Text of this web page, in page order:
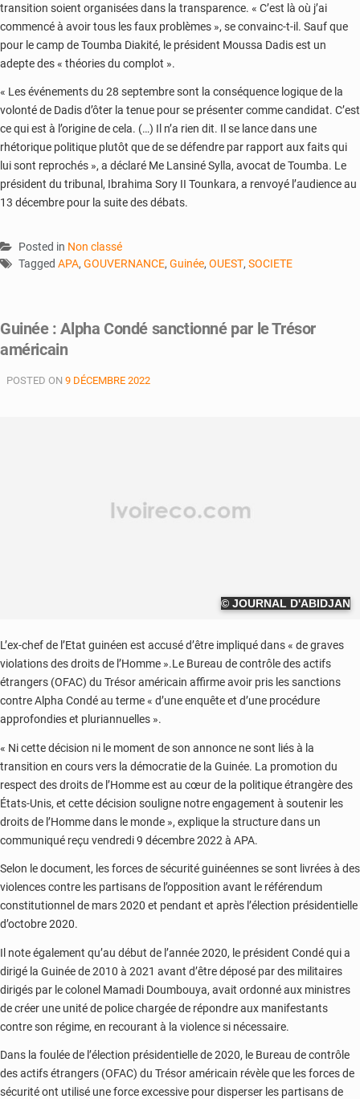
transition soient organisées dans la transparence. « C’est là où j’ai
commencé à avoir tous les faux problèmes », se convainc-t-il. Sauf que
pour le camp de Toumba Diakité, le président Moussa Dadis est un
adepte des « théories du complot ».
« Les événements du 28 septembre sont la conséquence logique de la
volonté de Dadis d’ôter la tenue pour se présenter comme candidat. C’est
ce qui est à l’origine de cela. (…) Il n’a rien dit. Il se lance dans une
rhétorique politique plutôt que de se défendre par rapport aux faits qui
lui sont reprochés », a déclaré Me Lansiné Sylla, avocat de Toumba. Le
président du tribunal, Ibrahima Sory II Tounkara, a renvoyé l’audience au
13 décembre pour la suite des débats.
Posted in Non classé
Tagged APA, GOUVERNANCE, Guinée, OUEST, SOCIETE
Guinée : Alpha Condé sanctionné par le Trésor
américain
POSTED ON 9 DÉCEMBRE 2022
© JOURNAL D'ABIDJAN
L’ex-chef de l’Etat guinéen est accusé d’être impliqué dans « de graves
violations des droits de l’Homme ».Le Bureau de contrôle des actifs
étrangers (OFAC) du Trésor américain affirme avoir pris les sanctions
contre Alpha Condé au terme « d’une enquête et d’une procédure
approfondies et pluriannuelles ».
« Ni cette décision ni le moment de son annonce ne sont liés à la
transition en cours vers la démocratie de la Guinée. La promotion du
respect des droits de l’Homme est au cœur de la politique étrangère des
États-Unis, et cette décision souligne notre engagement à soutenir les
droits de l’Homme dans le monde », explique la structure dans un
communiqué reçu vendredi 9 décembre 2022 à APA.
Selon le document, les forces de sécurité guinéennes se sont livrées à des
violences contre les partisans de l’opposition avant le référendum
constitutionnel de mars 2020 et pendant et après l’élection présidentielle
d’octobre 2020.
Il note également qu’au début de l’année 2020, le président Condé qui a
dirigé la Guinée de 2010 à 2021 avant d’être déposé par des militaires
dirigés par le colonel Mamadi Doumbouya, avait ordonné aux ministres
de créer une unité de police chargée de répondre aux manifestants
contre son régime, en recourant à la violence si nécessaire.
Dans la foulée de l’élection présidentielle de 2020, le Bureau de contrôle
des actifs étrangers (OFAC) du Trésor américain révèle que les forces de
sécurité ont utilisé une force excessive pour disperser les partisans de